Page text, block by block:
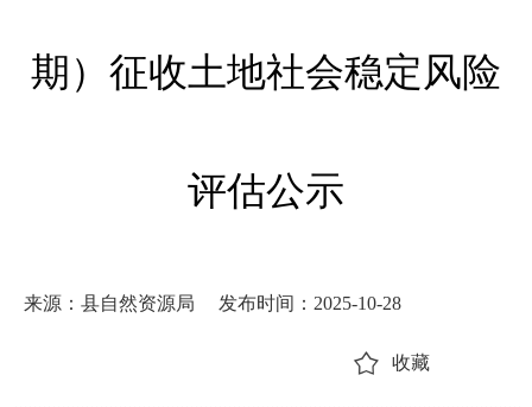
期）征收土地社会稳定风险
评估公示
来源：县自然资源局 发布时间：2025-10-28
收藏